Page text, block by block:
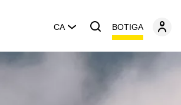
CA BOTIGA